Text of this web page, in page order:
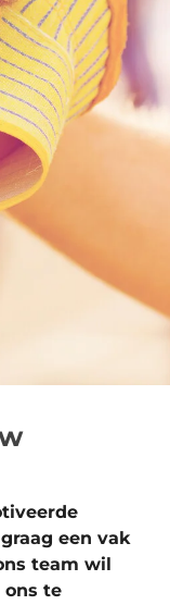
een vak
team wil
ons te